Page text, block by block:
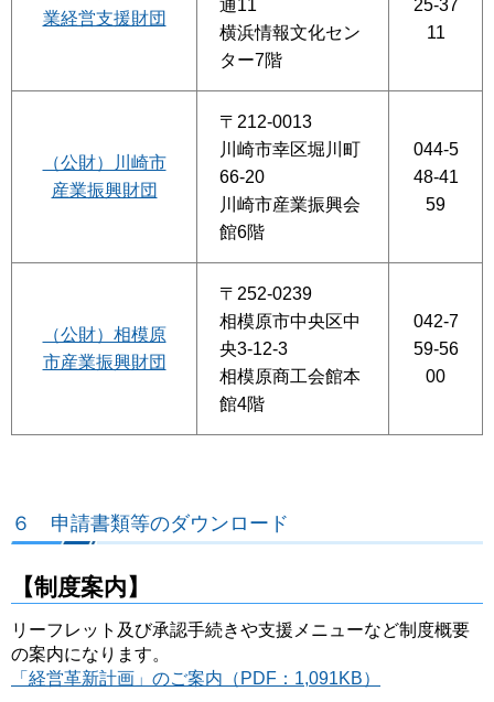
業経営支援財団
通11
横浜情報文化セン
ター7階
25-37
11
（公財）川崎市
産業振興財団
〒212-0013
川崎市幸区堀川町
66-20
川崎市産業振興会
館6階
044-5
48-41
59
（公財）相模原
市産業振興財団
〒252-0239
相模原市中央区中
央3-12-3
相模原商工会館本
館4階
042-7
59-56
00
６ 申請書類等のダウンロード
【制度案内】
リーフレット及び承認手続きや支援メニューなど制度概要
の案内になります。
「経営革新計画」のご案内（PDF：1,091KB）